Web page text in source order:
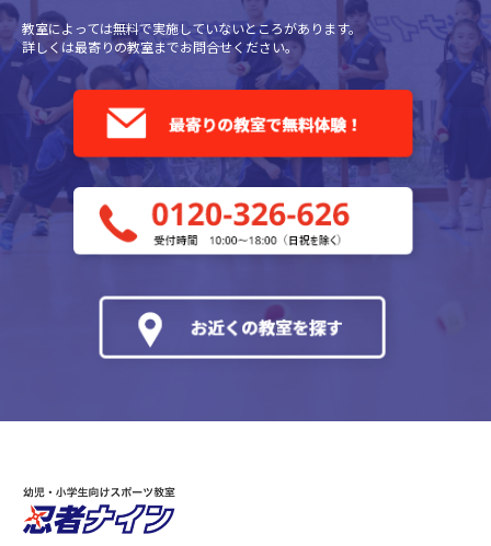
教室によっては無料で実施していないところがあります。
詳しくは最寄りの教室までお問合せください。